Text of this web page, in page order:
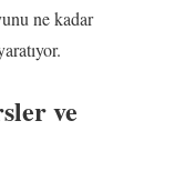
ne kadar
ve